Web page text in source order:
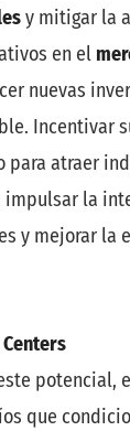
y mitigar la
en el
nuevas
Incentivar
para atraer
la
y mejorar la
potencial,
que